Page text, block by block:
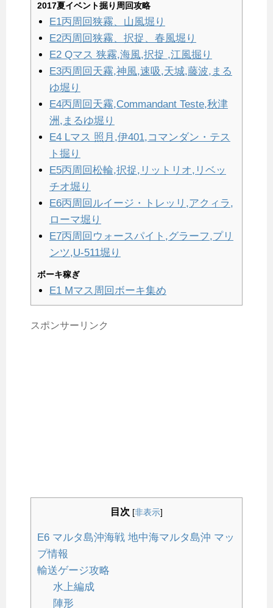
2017夏イベント掘り周回攻略
E1丙周回狭霧、山風堀り
E2丙周回狭霧、択捉、春風堀り
E2 Qマス 狭霧,海風,択捉 ,江風掘り
E3丙周回天霧,神風,速吸,天城,藤波,まる
ゆ堀り
E4丙周回天霧,Commandant Teste,秋津
洲,まるゆ堀り
E4 Lマス 照月,伊401,コマンダン・テス
ト掘り
E5丙周回松輪,択捉,リットリオ,リベッ
チオ堀り
E6丙周回ルイージ・トレッリ,アクィラ,
ローマ堀り
E7丙周回ウォースパイト,グラーフ,プリ
ンツ,U-511堀り
ボーキ稼ぎ
E1 Mマス周回ボーキ集め
スポンサーリンク
目次 [非表示]
E6 マルタ島沖海戦 地中海マルタ島沖 マッ
プ情報
輸送ゲージ攻略
水上編成
陣形